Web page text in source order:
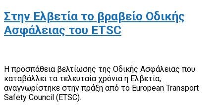
Στην Ελβετία το βραβείο Οδικής
Ασφάλειας του ETSC
Η προσπάθεια βελτίωσης της Οδικής Ασφάλειας που
καταβάλλει τα τελευταία χρόνια η Ελβετία,
αναγνωρίστηκε στην πράξη από το European Transport
Safety Council (ETSC).